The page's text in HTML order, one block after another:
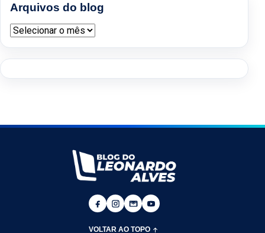
Arquivos do blog
Arquivos do blog
VOLTAR AO TOPO